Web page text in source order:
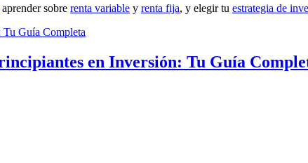
aprender sobre renta variable y renta fija, y elegir tu estrategia de
en Inversión: Tu Guía